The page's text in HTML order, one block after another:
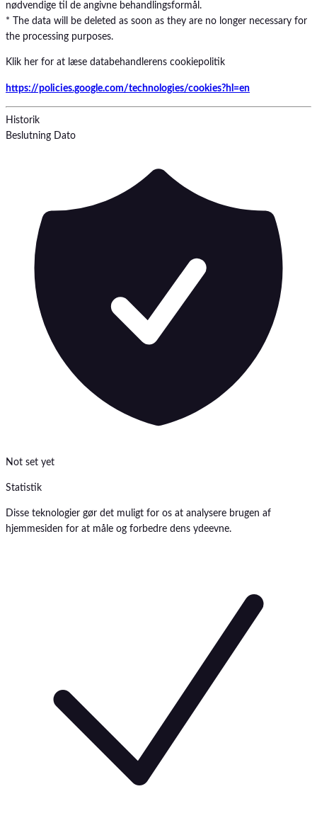
nødvendige til de angivne behandlingsformål.
* The data will be deleted as soon as they are no longer necessary for
the processing purposes.
Klik her for at læse databehandlerens cookiepolitik
https://policies.google.com/technologies/cookies?hl=en
Historik
Beslutning Dato
Not set yet
Statistik
Disse teknologier gør det muligt for os at analysere brugen af
hjemmesiden for at måle og forbedre dens ydeevne.